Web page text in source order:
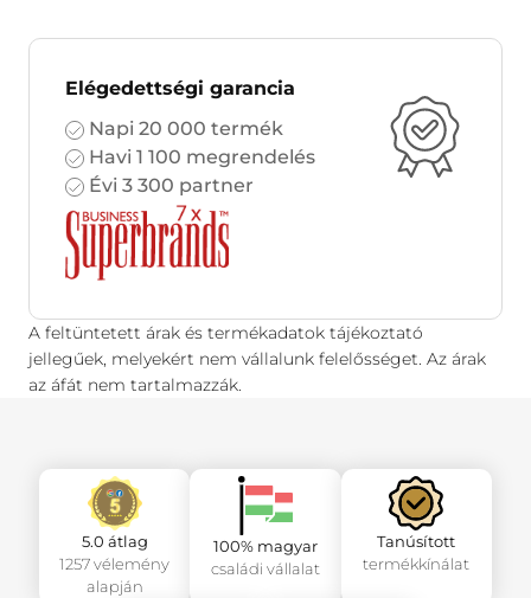
Elégedettségi garancia
Napi 20 000 termék
Havi 1 100 megrendelés
Évi 3 300 partner
A feltüntetett árak és termékadatok tájékoztató
jellegűek, melyekért nem vállalunk felelősséget. Az árak
az áfát nem tartalmazzák.
5.0 átlag
1257 vélemény
alapján
100% magyar
családi vállalat
Tanúsított
termékkínálat